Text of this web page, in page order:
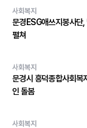
사회복지
문경ESG애쓰지봉사단,
펼쳐
사회복지
문경시 흥덕종합사회복
인 돌봄
사회복지